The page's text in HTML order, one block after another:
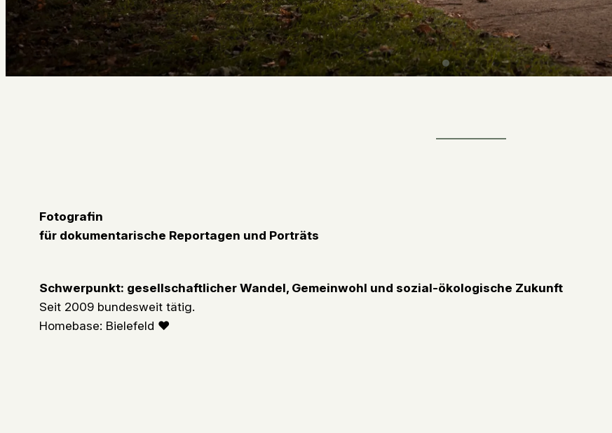
Fotografin
für dokumentarische Reportagen und Porträts
Schwerpunkt: gesellschaftlicher Wandel, Gemeinwohl und sozial-ökologische Zukunft
Seit 2009 bundesweit tätig.
Homebase: Bielefeld ❤︎